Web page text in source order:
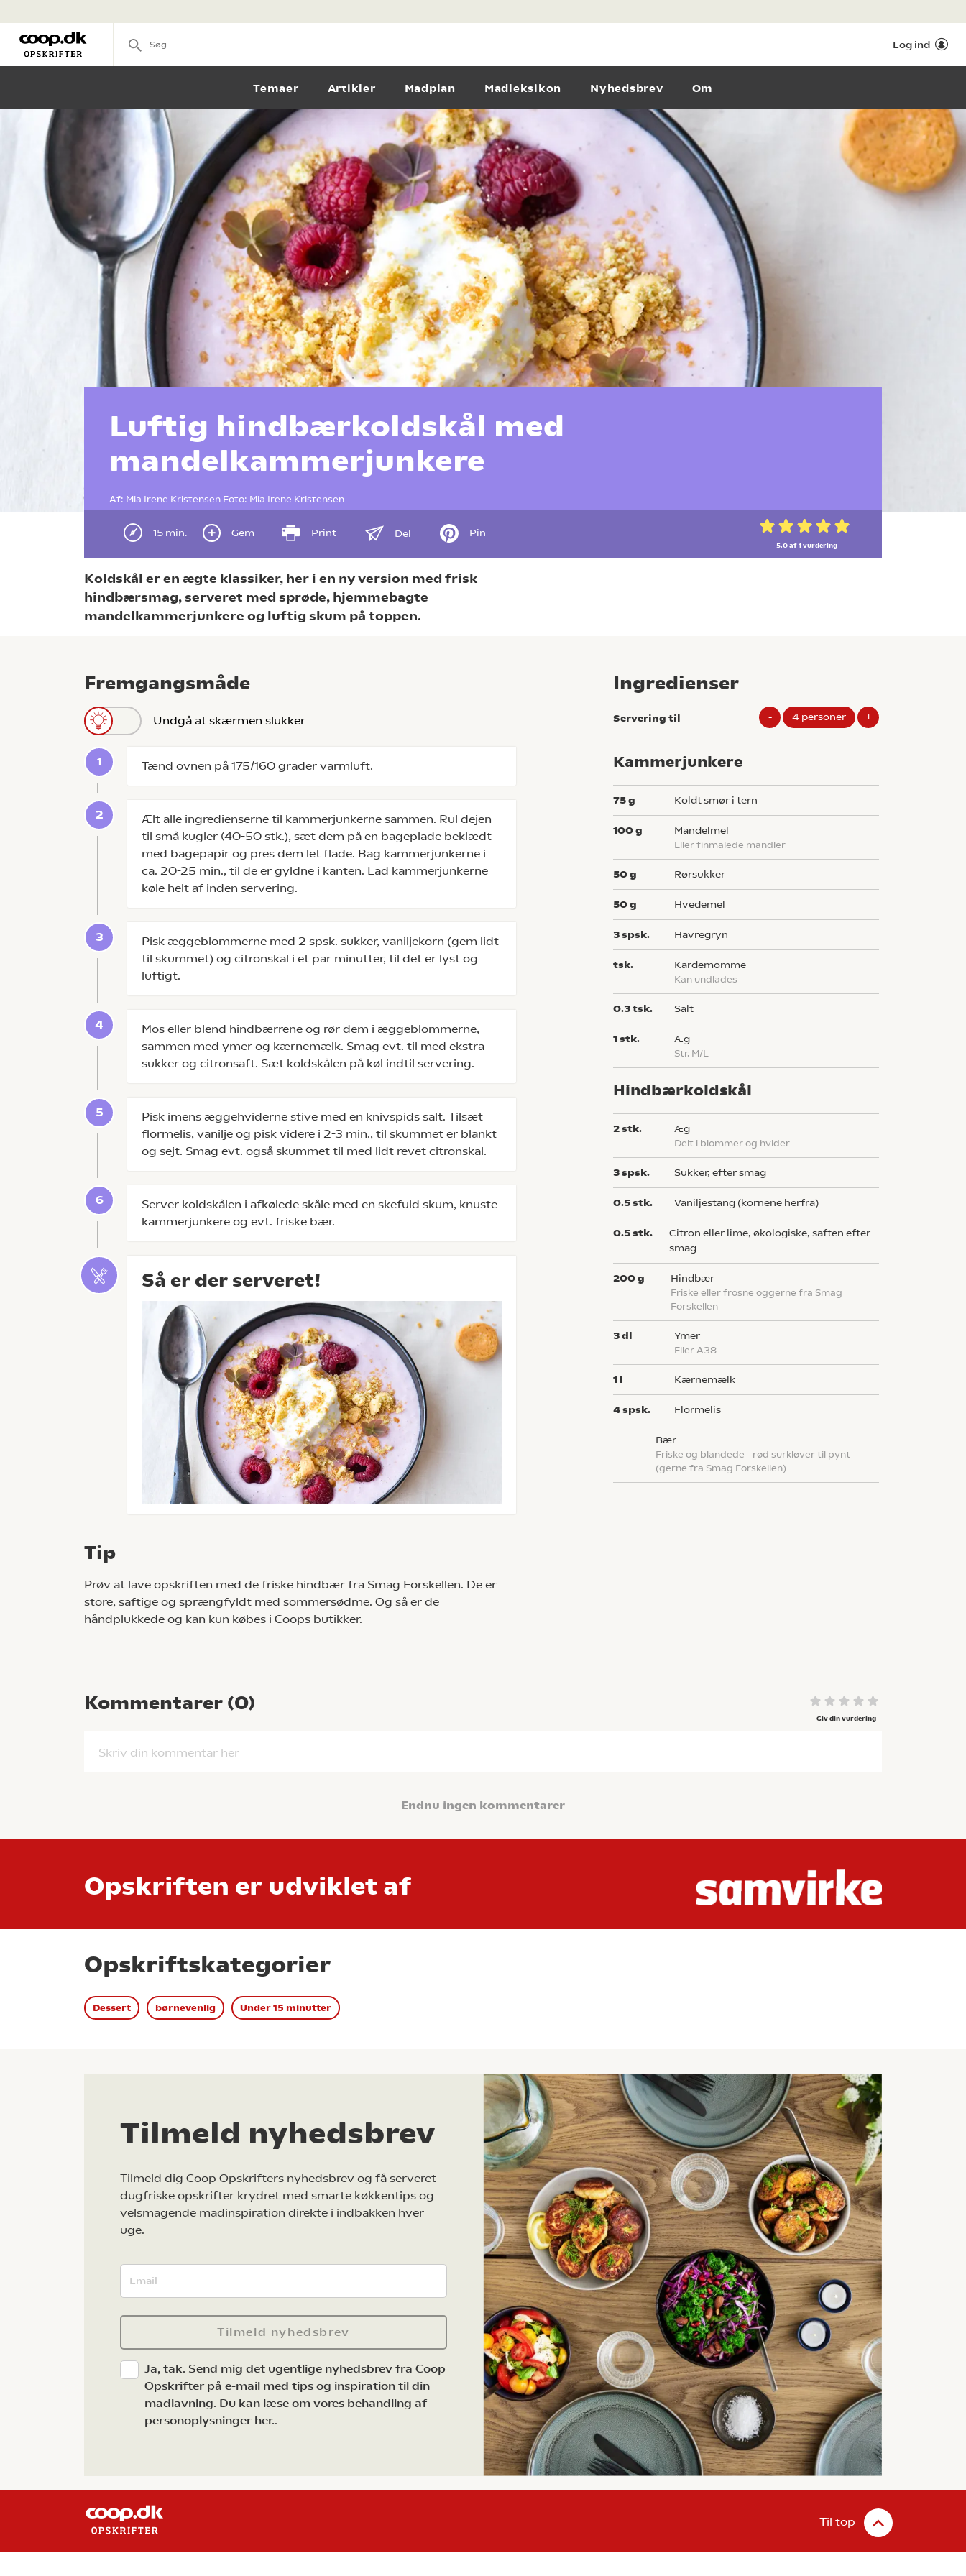
Log ind
Temaer Artikler Madplan Madleksikon Nyhedsbrev Om
Luftig hindbærkoldskål med
mandelkammerjunkere
Af: Mia Irene Kristensen Foto: Mia Irene Kristensen
15 min. Gem Print Del Pin
5.0 af 1vurdering
Koldskål er en ægte klassiker, her i en ny version med frisk
hindbærsmag, serveret med sprøde, hjemmebagte
mandelkammerjunkere og luftig skum på toppen.
Fremgangsmåde
Undgå at skærmen slukker
Tænd ovnen på 175/160 grader varmluft.
Ælt alle ingredienserne til kammerjunkerne sammen. Rul dejen
til små kugler (40-50 stk.), sæt dem på en bageplade beklædt
med bagepapir og pres dem let flade. Bag kammerjunkerne i
ca. 20-25 min., til de er gyldne i kanten. Lad kammerjunkerne
køle helt af inden servering.
Pisk æggeblommerne med 2 spsk. sukker, vaniljekorn (gem lidt
til skummet) og citronskal i et par minutter, til det er lyst og
luftigt.
Mos eller blend hindbærrene og rør dem i æggeblommerne,
sammen med ymer og kærnemælk. Smag evt. til med ekstra
sukker og citronsaft. Sæt koldskålen på køl indtil servering.
Pisk imens æggehviderne stive med en knivspids salt. Tilsæt
flormelis, vanilje og pisk videre i 2-3 min., til skummet er blankt
og sejt. Smag evt. også skummet til med lidt revet citronskal.
Server koldskålen i afkølede skåle med en skefuld skum, knuste
kammerjunkere og evt. friske bær.
Så er der serveret!
Tip
Prøv at lave opskriften med de friske hindbær fra Smag Forskellen. De er
store, saftige og sprængfyldt med sommersødme. Og så er de
håndplukkede og kan kun købes i Coops butikker.
Ingredienser
Servering til - 4 personer +
Kammerjunkere
75g koldt smør i tern
100g mandelmel
eller finmalede mandler
50g rørsukker
50g hvedemel
3spsk. havregryn
tsk. kardemomme
kan undlades
0.3tsk. salt
1stk. æg
str. M/L
Hindbærkoldskål
2stk. æg
delt i blommer og hvider
3spsk. sukker, efter smag
0.5stk. vaniljestang (kornene herfra)
0.5stk.
citron eller lime, økologiske, saften efter
smag
200g hindbær
friske eller frosne oggerne fra Smag
Forskellen
3dl ymer
eller A38
1 l Kærnemælk
4spsk. flormelis
bær
friske og blandede - rød surkløver til pynt
(gerne fra Smag Forskellen)
Kommentarer (0)
Giv din vurdering
Skriv din kommentar her
Endnu ingen kommentarer
Opskriften er udviklet af
Opskriftskategorier
Dessert børnevenlig Under 15 minutter
Tilmeld nyhedsbrev
Tilmeld dig Coop Opskrifters nyhedsbrev og få serveret
dugfriske opskrifter krydret med smarte køkkentips og
velsmagende madinspiration direkte i indbakken hver
uge.
Tilmeld nyhedsbrev
Ja, tak. Send mig det ugentlige nyhedsbrev fra Coop
Opskrifter på e-mail med tips og inspiration til din
madlavning. Du kan læse om vores behandling af
personoplysninger her..
Til top